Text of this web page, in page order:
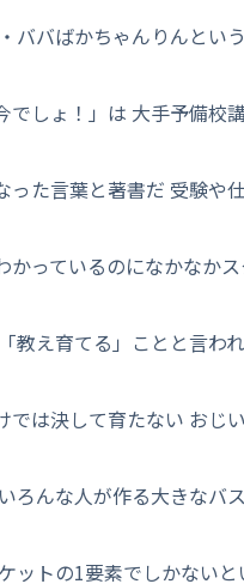
ババばかちゃんりんとい
でしょ！」は 大手予備
った言葉と著書だ 受験や
かっているのになかなか
教え育てる」ことと言わ
では決して育たない おじ
ろんな人が作る大きなバ
ットの1要素でしかない